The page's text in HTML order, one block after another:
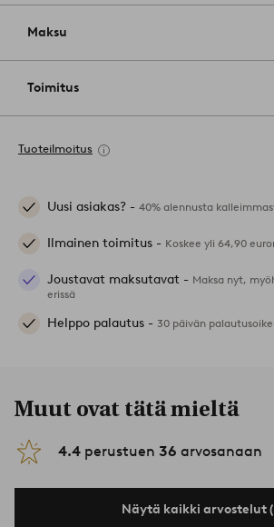
Maksu
Toimitus
Tuoteilmoitus
Uusi asiakas? - 40% alennusta
Ilmainen toimitus - Koskee yli 64,90
Joustavat maksutavat - Maksa nyt,
erissä
Helppo palautus - 30 päivän
Muut ovat tätä mieltä
4.4 perustuen 36 arvosanaan
Näytä kaikki arvostelut